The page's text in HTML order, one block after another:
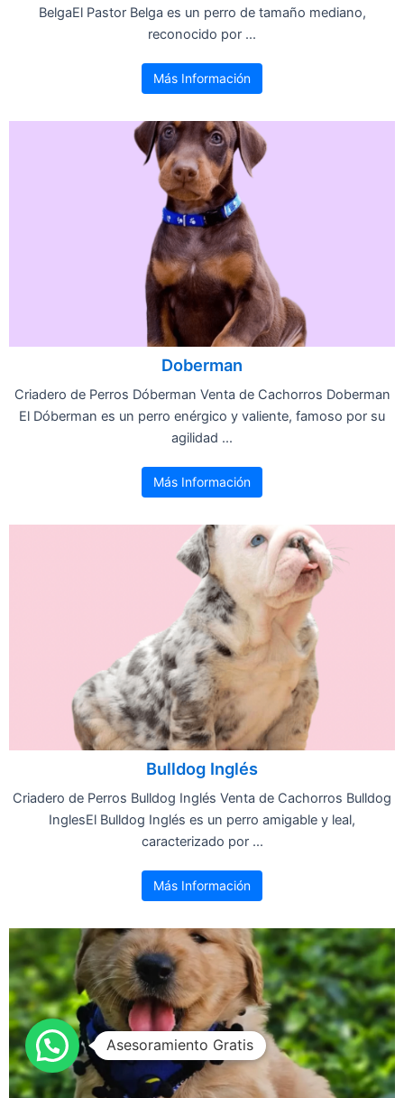
BelgaEl Pastor Belga es un perro de tamaño mediano,
reconocido por ...
Más Información
Doberman
Criadero de Perros Dóberman Venta de Cachorros Doberman
El Dóberman es un perro enérgico y valiente, famoso por su
agilidad ...
Más Información
Bulldog Inglés
Criadero de Perros Bulldog Inglés Venta de Cachorros Bulldog
InglesEl Bulldog Inglés es un perro amigable y leal,
caracterizado por ...
Más Información
Asesoramiento Gratis